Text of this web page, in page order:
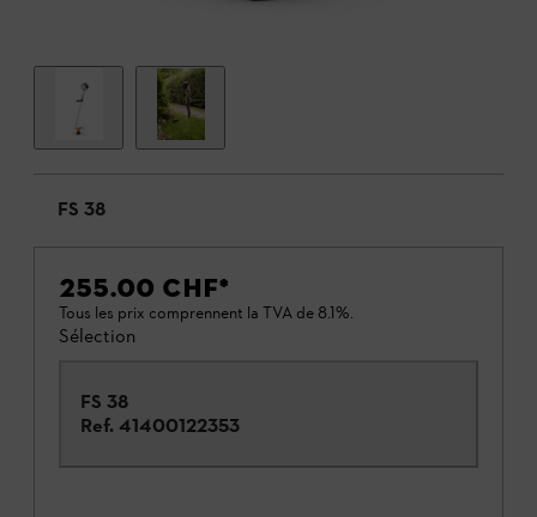
FS 38
255.00 CHF*
Tous les prix comprennent la TVA de 8.1%.
Sélection
FS 38
Ref. 41400122353